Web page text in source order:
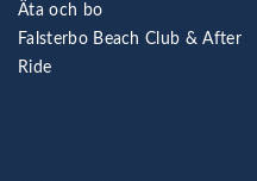
Äta och bo
Falsterbo Beach Club & After
Ride